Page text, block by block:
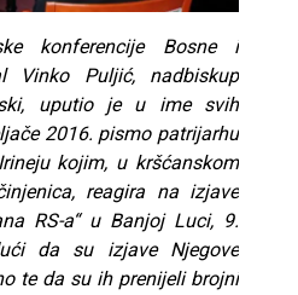
konferencije Bosne i
Vinko Puljić, nadbiskup
uputio je u ime svih
2016. pismo patrijarhu
kojim, u kršćanskom
reagira na izjave
RS-a“ u Banjoj Luci, 9.
da su izjave Njegove
te da su ih prenijeli brojni